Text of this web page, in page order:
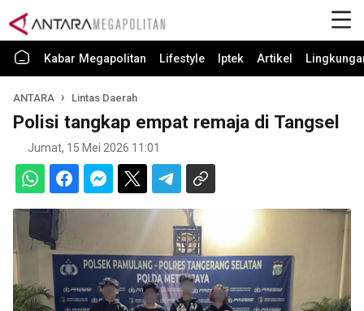
Kabar Megapolitan Lifestyle Iptek Artikel
ANTARA Lintas Daerah
Polisi tangkap empat remaja di Tangsel
Jumat, 15 Mei 2026 11:01